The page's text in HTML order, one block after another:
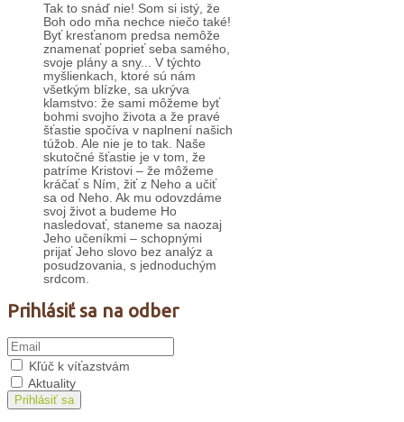
Tak to snáď nie! Som si istý, že
Boh odo mňa nechce niečo také!
Byť kresťanom predsa nemôže
znamenať poprieť seba samého,
svoje plány a sny... V týchto
myšlienkach, ktoré sú nám
všetkým blízke, sa ukrýva
klamstvo: že sami môžeme byť
bohmi svojho života a že pravé
šťastie spočíva v naplnení našich
túžob. Ale nie je to tak. Naše
skutočné šťastie je v tom, že
patríme Kristovi – že môžeme
kráčať s Ním, žiť z Neho a učiť
sa od Neho. Ak mu odovzdáme
svoj život a budeme Ho
nasledovať, staneme sa naozaj
Jeho učeníkmi – schopnými
prijať Jeho slovo bez analýz a
posudzovania, s jednoduchým
srdcom.
Prihlásiť sa na odber
Kľúč k víťazstvám
Aktuality
Prihlásiť sa